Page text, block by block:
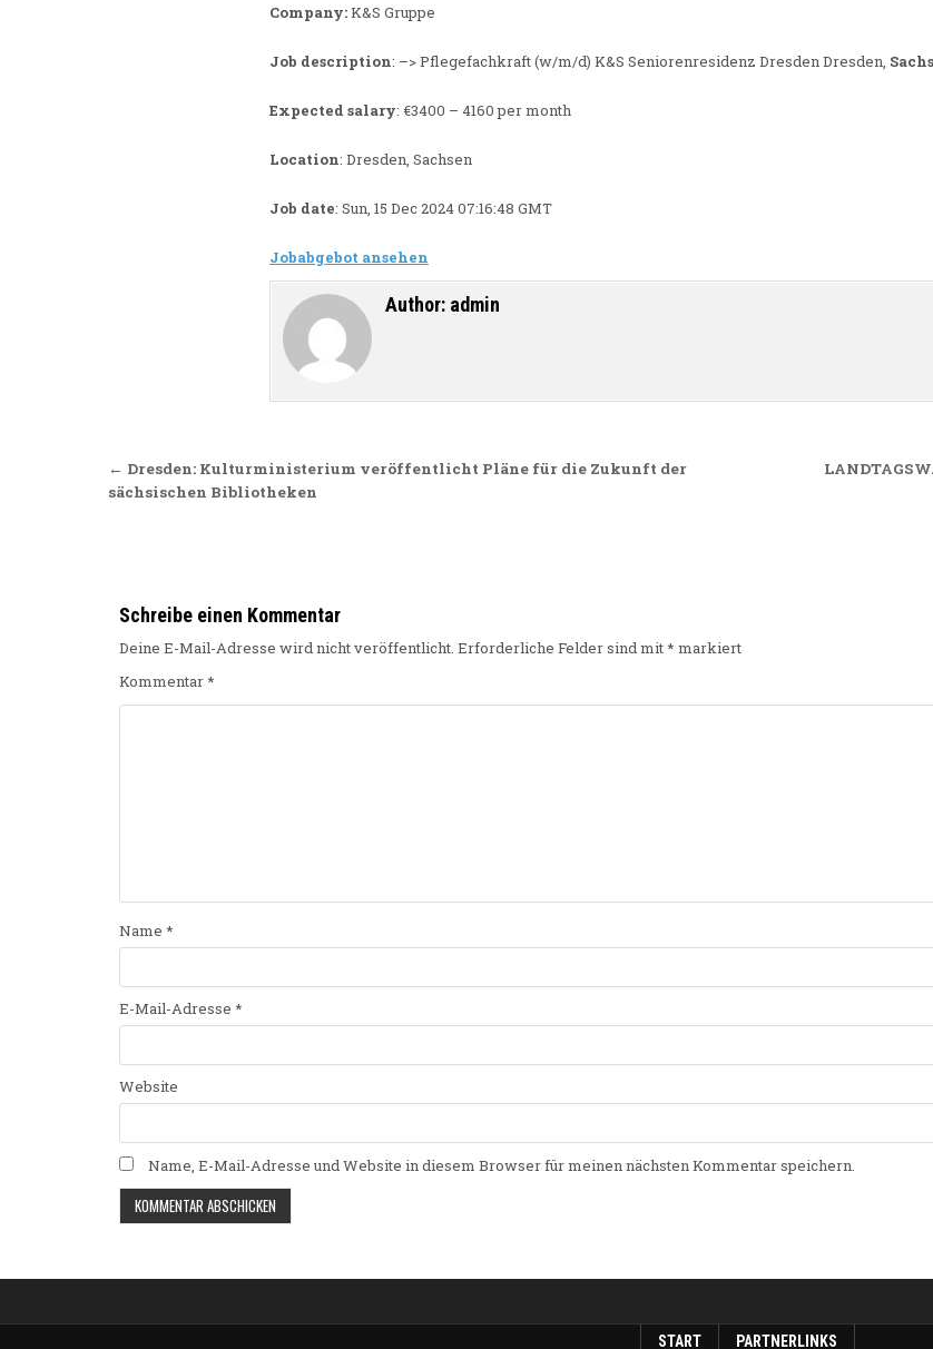
Company:K&S Gruppe
Job description: –> Pflegefachkraft (w/m/d) K&S Seniorenresidenz Dresden Dresden,
Expected salary: €3400 – 4160 per month
Location: Dresden, Sachsen
Job date: Sun, 15 Dec 2024 07:16:48 GMT
Jobabgebot ansehen
Author: admin
Beitragsnavigation
← Dresden: Kulturministerium veröffentlicht Pläne für die Zukunft der
sächsischen Bibliotheken
Schreibe einen Kommentar
Deine E-Mail-Adresse wird nicht veröffentlicht. Erforderliche Felder sind mit* markiert
Kommentar*
Name *
E-Mail-Adresse *
Website
Name, E-Mail-Adresse und Website in diesem Browser für meinen nächsten Kommentar speichern.
START PARTNERLINKS